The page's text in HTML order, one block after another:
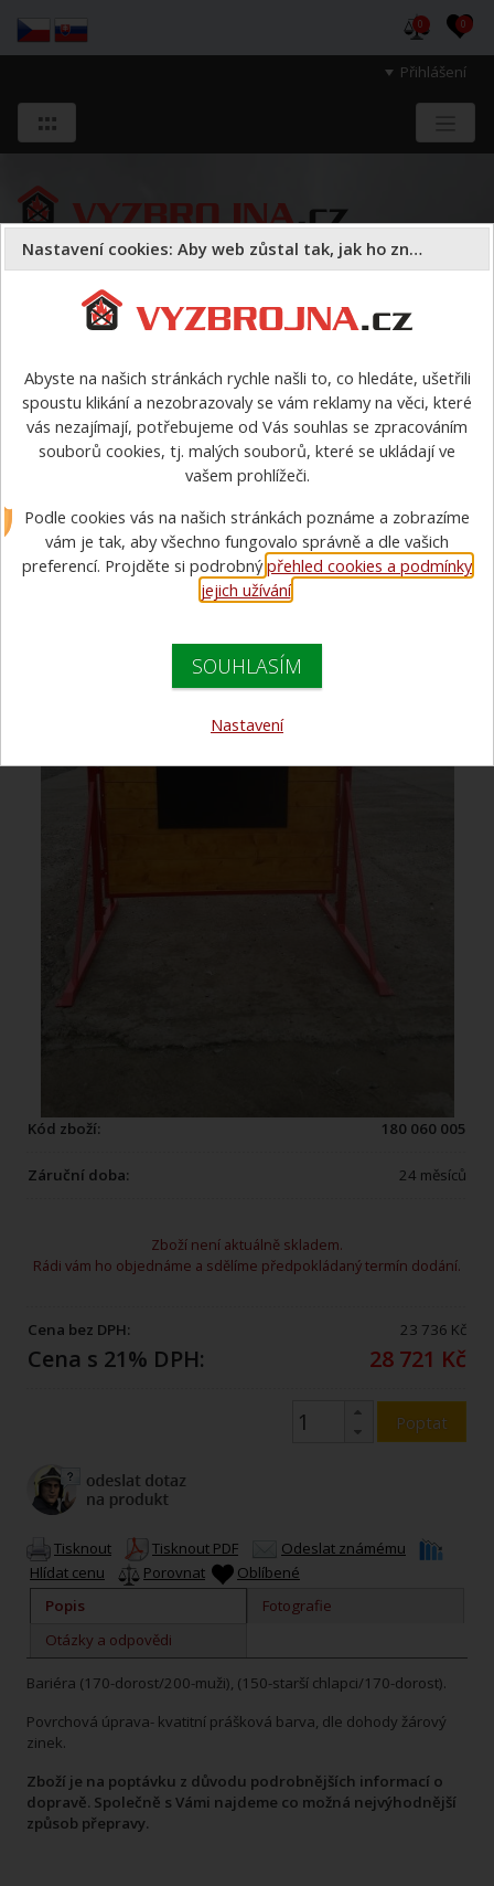
Přihlášení
0 0
a majetek druhých.
Požární sport vybavení pro PS podle disciplín TFA>
Bariéra 170/200 x 200cm stavitelná
stavitelná
Kód zboží: 180 060 005
Záruční doba: 24 měsíců
Zboží není aktuálně skladem.
Rádi vám ho objednáme a sdělíme předpokládaný termín dodání.
Cena bez DPH: 23 736 Kč
Cena s 21% DPH: 28 721 Kč
Poptat
Tisknout Tisknout PDF
Odeslat známému
Hlídat cenu
Porovnat
Oblíbené
Popis
Fotografie
Otázky a odpovědi
Bariéra (170-dorost/200-muži), (150-starší chlapci/170-dorost).
Povrchová úprava- kvatitní prášková barva, dle dohody žárový
zinek.
Zboží je na poptávku z důvodu podrobnějších informací o
dopravě. Společně s Vámi najdeme co možná nejvýhodnější
způsob přepravy.
Nastavení cookies: Aby web zůstal tak, jak ho znáte
Abyste na našich stránkách rychle našli to, co hledáte, ušetřili
spoustu klikání a nezobrazovaly se vám reklamy na věci, které
vás nezajímají, potřebujeme od Vás souhlas se zpracováním
souborů cookies, tj. malých souborů, které se ukládají ve
vašem prohlížeči.
Podle cookies vás na našich stránkách poznáme a zobrazíme
vám je tak, aby všechno fungovalo správně a dle vašich
preferencí. Projděte si podrobnýpřehled cookies a podmínky
jejich užívání.
SOUHLASÍM
Nastavení